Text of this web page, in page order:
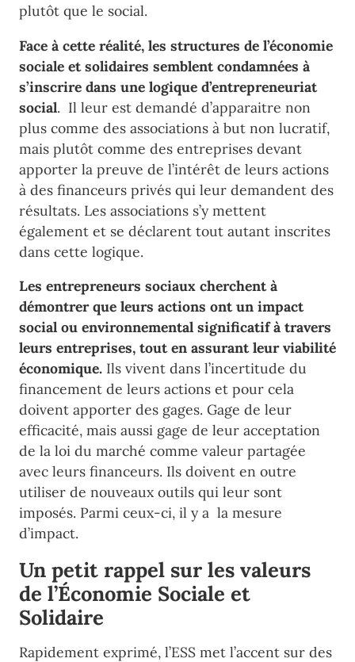
plutôt que le social.
Face à cette réalité, les structures de l’économie
sociale et solidaires semblent condamnées à
s’inscrire dans une logique d’entrepreneuriat
social. Il leur est demandé d’apparaitre non
plus comme des associations à but non lucratif,
mais plutôt comme des entreprises devant
apporter la preuve de l’intérêt de leurs actions
à des financeurs privés qui leur demandent des
résultats. Les associations s’y mettent
également et se déclarent tout autant inscrites
dans cette logique.
Les entrepreneurs sociaux cherchent à
démontrer que leurs actions ont un impact
social ou environnemental significatif à travers
leurs entreprises, tout en assurant leur viabilité
économique. Ils vivent dans l’incertitude du
financement de leurs actions et pour cela
doivent apporter des gages. Gage de leur
efficacité, mais aussi gage de leur acceptation
de la loi du marché comme valeur partagée
avec leurs financeurs. Ils doivent en outre
utiliser de nouveaux outils qui leur sont
imposés. Parmi ceux-ci, il y a la mesure
d’impact.
Un petit rappel sur les valeurs
de l’Économie Sociale et
Solidaire
Rapidement exprimé, l’ESS met l’accent sur des